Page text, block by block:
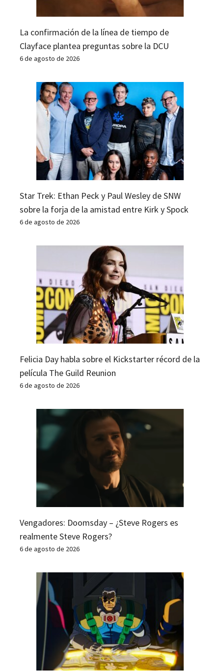
La confirmación de la línea de tiempo de
Clayface plantea preguntas sobre la DCU
6 de agosto de 2026
Star Trek: Ethan Peck y Paul Wesley de SNW
sobre la forja de la amistad entre Kirk y Spock
6 de agosto de 2026
Felicia Day habla sobre el Kickstarter récord de la
película The Guild Reunion
6 de agosto de 2026
Vengadores: Doomsday – ¿Steve Rogers es
realmente Steve Rogers?
6 de agosto de 2026